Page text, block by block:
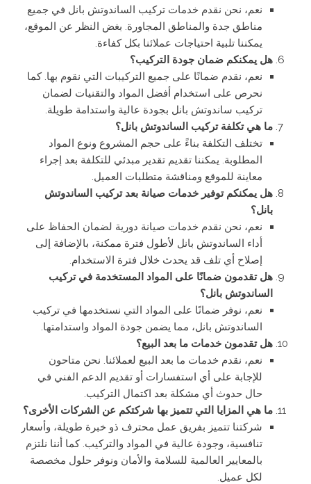
نعم، نحن نقدم خدمات تركيب الساندوتش بانل في جميع
مناطق جدة والمناطق المجاورة. بغض النظر عن الموقع،
يمكننا تلبية احتياجات عملائنا بكل كفاءة.
هل يمكنكم ضمان جودة التركيب؟
نعم، نقدم ضمانًا على جميع التركيبات التي نقوم بها. كما
نحرص على استخدام أفضل المواد والتقنيات لضمان
تركيب ساندوتش بانل بجودة عالية واستدامة طويلة.
ما هي تكلفة تركيب الساندوتش بانل؟
تختلف التكلفة بناءً على حجم المشروع ونوع المواد
المطلوبة. يمكننا تقديم تقدير مبدئي للتكلفة بعد إجراء
معاينة للموقع ومناقشة متطلبات العميل.
هل يمكنكم توفير خدمات صيانة بعد تركيب الساندوتش
بانل؟
نعم، نحن نقدم خدمات صيانة دورية لضمان الحفاظ على
أداء الساندوتش بانل لأطول فترة ممكنة، بالإضافة إلى
إصلاح أي تلف قد يحدث خلال فترة الاستخدام.
هل تقدمون ضمانًا على المواد المستخدمة في تركيب
الساندوتش بانل؟
نعم، نوفر ضمانًا على المواد التي نستخدمها في تركيب
الساندوتش بانل، مما يضمن جودة المواد واستدامتها.
هل تقدمون خدمات ما بعد البيع؟
نعم، نقدم خدمات ما بعد البيع لعملائنا. نحن متاحون
للإجابة على أي استفسارات أو تقديم الدعم الفني في
حال حدوث أي مشكلة بعد اكتمال التركيب.
ما هي المزايا التي تتميز بها شركتكم عن الشركات الأخرى؟
شركتنا تتميز بفريق عمل محترف ذو خبرة طويلة، وأسعار
تنافسية، وجودة عالية في المواد والتركيب. كما أننا نلتزم
بالمعايير العالمية للسلامة والأمان ونوفر حلول مخصصة
لكل عميل.